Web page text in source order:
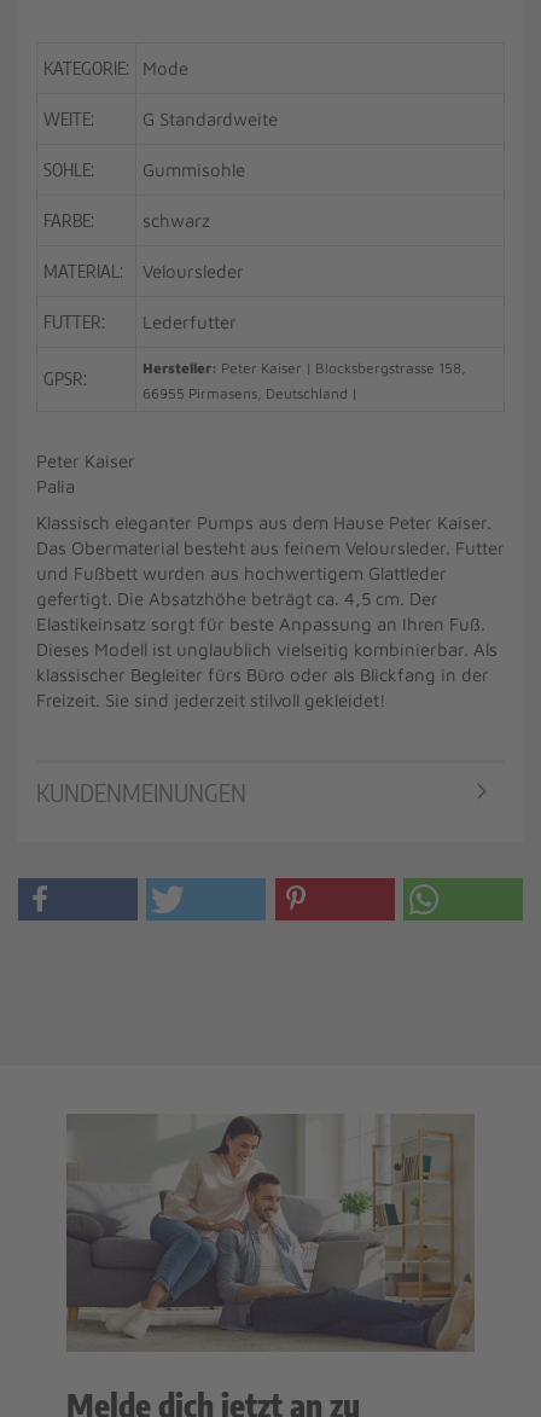
KATEGORIE: Mode
WEITE: G Standardweite
SOHLE: Gummisohle
FARBE: schwarz
MATERIAL: Veloursleder
FUTTER: Lederfutter
GPSR: Hersteller: Peter Kaiser | Blocksbergstrasse 158,
66955 Pirmasens, Deutschland |
Peter Kaiser
Palia
Klassisch eleganter Pumps aus dem Hause Peter Kaiser.
Das Obermaterial besteht aus feinem Veloursleder. Futter
und Fußbett wurden aus hochwertigem Glattleder
gefertigt. Die Absatzhöhe beträgt ca. 4,5 cm. Der
Elastikeinsatz sorgt für beste Anpassung an Ihren Fuß.
Dieses Modell ist unglaublich vielseitig kombinierbar. Als
klassischer Begleiter fürs Büro oder als Blickfang in der
Freizeit. Sie sind jederzeit stilvoll gekleidet!
KUNDENMEINUNGEN
Melde dich jetzt an zu